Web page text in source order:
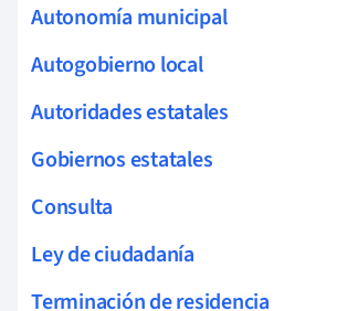
Autonomía municipal
Autogobierno local
Autoridades estatales
Gobiernos estatales
Consulta
Ley de ciudadanía
Terminación de residencia